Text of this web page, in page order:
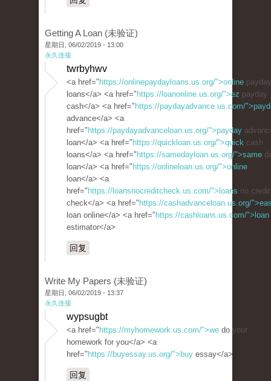
Getting A Loan (未验证)
星期日, 06/02/2019 - 13:00
永久连接
twrbyhwv
<a href=" https://onlinepaydayloans.us.org/">online payday
loans</a> <a href=" https://loanonline.us.org/">ez payday
cash</a> <a href=" https://paydayadvance.us.com/
advance</a> <a
href=" https://paydayadvanceloan.us.org/">payday
loan</a> <a href=" https://quickloan.us.org/">quick cash
loans</a> <a href=" https://samedayloan.us.org/">same
loan</a> <a href=" https://onlineloan.us.org/">online
loan</a> <a
href=" https://loansnocreditcheck.us.com/">loans no credit
check</a> <a href=" https://cashadvanceloan.us.org/
loan online</a> <a href=" https://cashloans.us.com/">loan
estimator</a>
回复
Write My Papers (未验证)
星期日, 06/02/2019 - 13:37
永久连接
wypsugbt
<a href=" https://myhomework.us.com/">we do your
homework for you</a> <a
href=" https://buyessay.us.org/">buy essay</a>
回复